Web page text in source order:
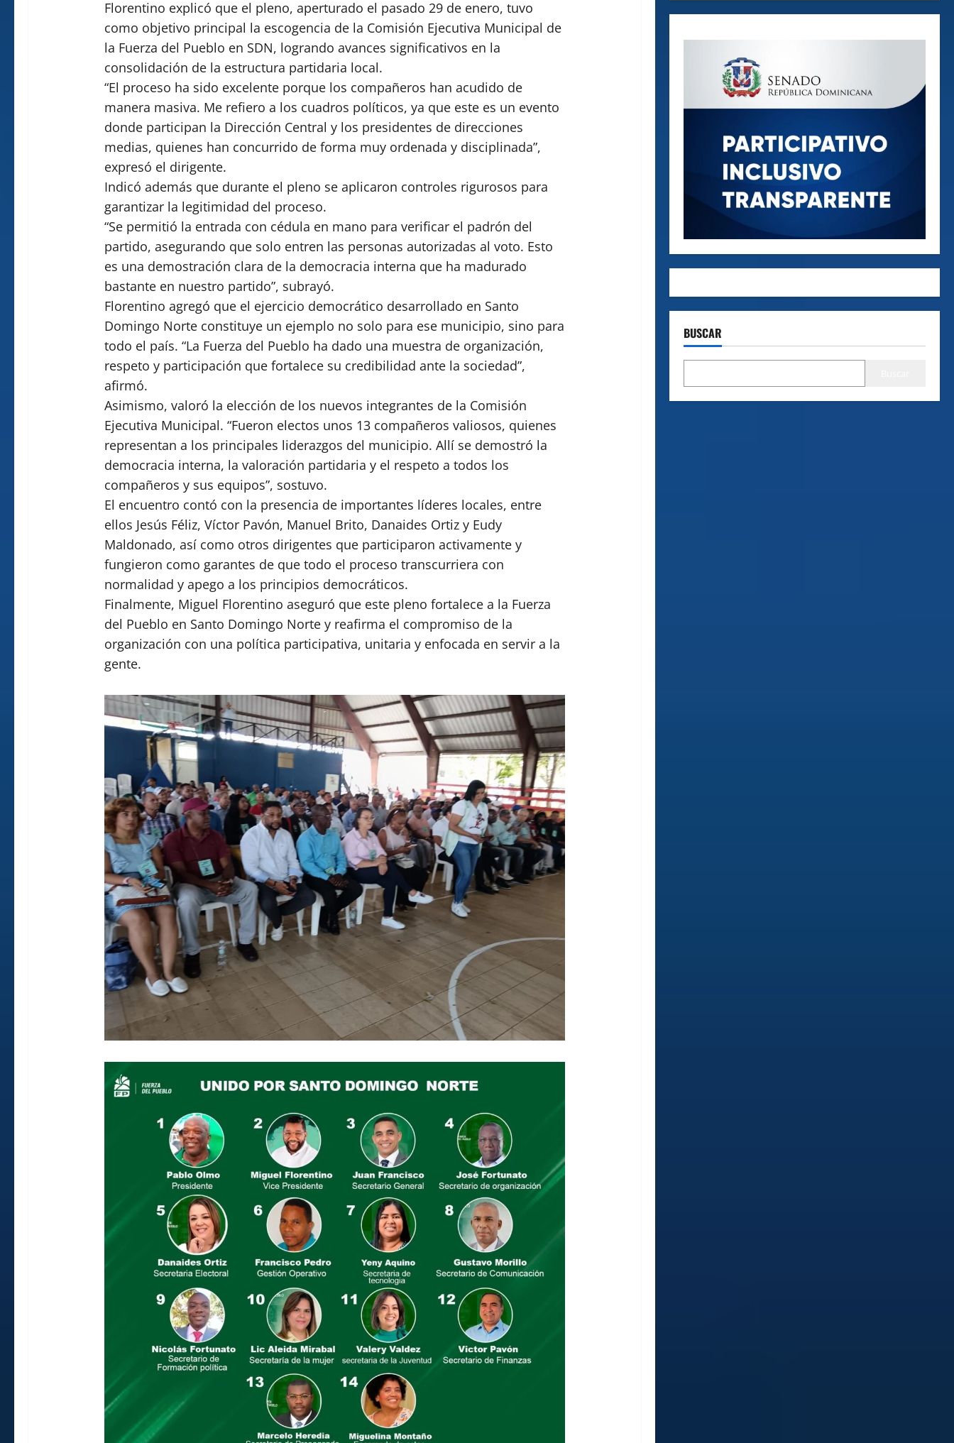
Florentino explicó que el pleno, aperturado el pasado 29 de enero, tuvo
como objetivo principal la escogencia de la Comisión Ejecutiva Municipal de
la Fuerza del Pueblo en SDN, logrando avances significativos en la
consolidación de la estructura partidaria local.
“El proceso ha sido excelente porque los compañeros han acudido de
manera masiva. Me refiero a los cuadros políticos, ya que este es un evento
donde participan la Dirección Central y los presidentes de direcciones
medias, quienes han concurrido de forma muy ordenada y disciplinada”,
expresó el dirigente.
Indicó además que durante el pleno se aplicaron controles rigurosos para
garantizar la legitimidad del proceso.
“Se permitió la entrada con cédula en mano para verificar el padrón del
partido, asegurando que solo entren las personas autorizadas al voto. Esto
es una demostración clara de la democracia interna que ha madurado
bastante en nuestro partido”, subrayó.
Florentino agregó que el ejercicio democrático desarrollado en Santo
Domingo Norte constituye un ejemplo no solo para ese municipio, sino para
todo el país. “La Fuerza del Pueblo ha dado una muestra de organización,
respeto y participación que fortalece su credibilidad ante la sociedad”,
afirmó.
Asimismo, valoró la elección de los nuevos integrantes de la Comisión
Ejecutiva Municipal. “Fueron electos unos 13 compañeros valiosos, quienes
representan a los principales liderazgos del municipio. Allí se demostró la
democracia interna, la valoración partidaria y el respeto a todos los
compañeros y sus equipos”, sostuvo.
El encuentro contó con la presencia de importantes líderes locales, entre
ellos Jesús Féliz, Víctor Pavón, Manuel Brito, Danaides Ortiz y Eudy
Maldonado, así como otros dirigentes que participaron activamente y
fungieron como garantes de que todo el proceso transcurriera con
normalidad y apego a los principios democráticos.
Finalmente, Miguel Florentino aseguró que este pleno fortalece a la Fuerza
del Pueblo en Santo Domingo Norte y reafirma el compromiso de la
organización con una política participativa, unitaria y enfocada en servir a la
gente.
BUSCAR